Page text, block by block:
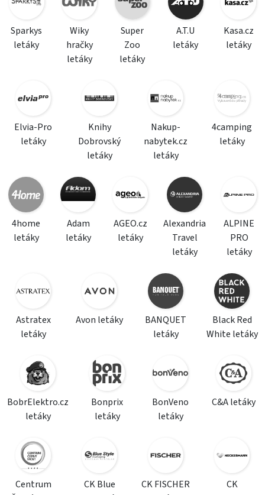
Sparkys
letáky
Wiky
hračky
letáky
Super
Zoo
letáky
A.T.U
letáky
Kasa.cz
letáky
Elvia-Pro
letáky
Knihy
Dobrovský
letáky
Nakup-
nabytek.cz
letáky
4camping
letáky
4home
letáky
Adam
letáky
AGEO.cz
letáky
Alexandria
Travel
letáky
ALPINE
PRO
letáky
Astratex
letáky
Avon letáky
BANQUET
letáky
Black Red
White letáky
BobrElektro.cz
letáky
Bonprix
letáky
BonVeno
letáky
C&A letáky
Centrum
CK Blue
CK FISCHER
CK